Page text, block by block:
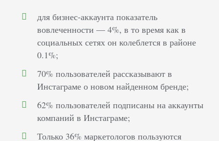
для бизнес-аккаунта показатель
вовлеченности — 4%, в то время как в
социальных сетях он колеблется в районе
0.1%;
70% пользователей рассказывают в
Инстаграме о новом найденном бренде;
62% пользователей подписаны на аккаунты
компаний в Инстаграме;
Только 36% маркетологов пользуются